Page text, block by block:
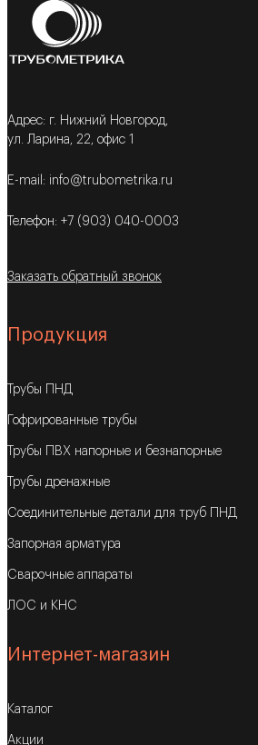
Адрес: г. Нижний Новгород,
ул. Ларина, 22, офис 1
E-mail: info@trubometrika.ru
Телефон: +7 (903) 040-0003
Заказать обратный звонок
Продукция
Трубы ПНД
Гофрированные трубы
Трубы ПВХ напорные и безнапорные
Трубы дренажные
Соединительные детали для труб ПНД
Запорная арматура
Сварочные аппараты
ЛОС и КНС
Интернет-магазин
Каталог
Акции